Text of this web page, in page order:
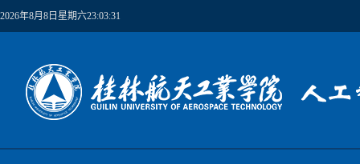
2026年8月8日星期六23:03:32